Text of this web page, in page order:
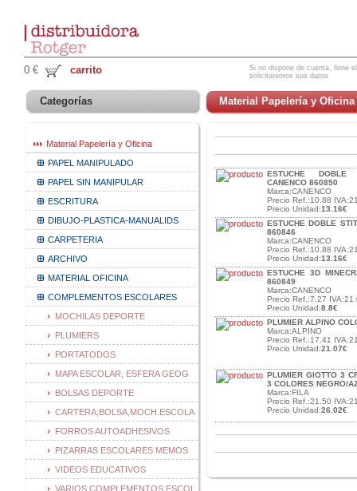
0 € carrito
Si no dispone de cuenta, llene
solicitaremos sus datos
Categorías
Material Papelería y Oficina
PAPEL MANIPULADO
PAPEL SIN MANIPULAR
ESCRITURA
DIBUJO-PLASTICA-MANUALIDS
CARPETERIA
ARCHIVO
MATERIAL OFICINA
COMPLEMENTOS ESCOLARES
MOCHILAS DEPORTE
PLUMIERS
PORTATODOS
MAPA ESCOLAR, ESFERA GEOG
BOLSAS DEPORTE
CARTERA,BOLSA,MOCH.ESCOLA
FORROS AUTOADHESIVOS
PIZARRAS ESCOLARES MEMOS
VIDEOS EDUCATIVOS
VARIOS COMPLEMENTOS ESCOL
Material Papelería y Oficina
ESTUCHE DOBLE
CANENCO 860850
Marca:CANENCO
Precio Ref.:10.88
Precio Unidad:13.16€
ESTUCHE DOBLE
860846
Marca:CANENCO
Precio Ref.:10.88
Precio Unidad:13.16€
ESTUCHE 3D
860849
Marca:CANENCO
Precio Ref.:7.27
Precio Unidad:8.8€
PLUMIER ALPINO
Marca:ALPINO
Precio Ref.:17.41
Precio Unidad:21.07€
PLUMIER GIOTTO 3
3 COLORES NEGRO/
Marca:FILA
Precio Ref.:21.50
Precio Unidad:26.02€